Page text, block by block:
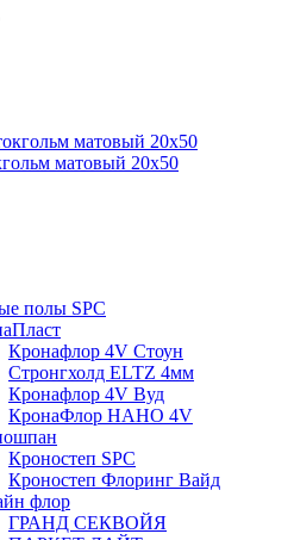
матовый 20х50
полы SPC
Кронафлор 4V Стоун
Стронгхолд ELTZ 4мм
Кронафлор 4V Вуд
КронаФлор НАНО 4V
Кроностеп SPC
Кроностеп Флоринг Вайд
флор
ГРАНД СЕКВОЙЯ